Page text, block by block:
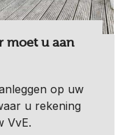
moet u aan
op uw
u rekening
VvE.